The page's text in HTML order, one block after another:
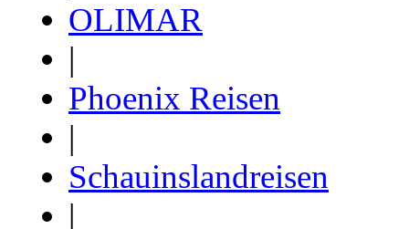
OLIMAR
|
Phoenix Reisen
|
Schauinslandreisen
|